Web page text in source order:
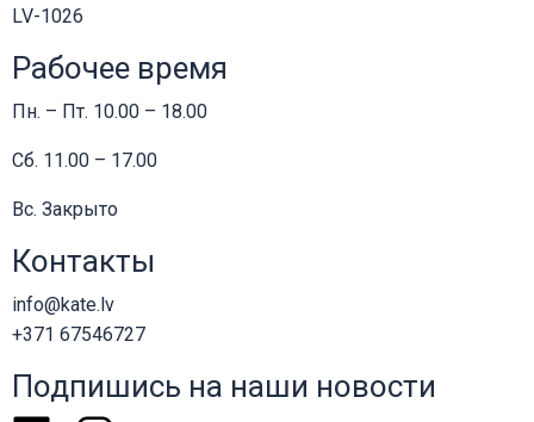
LV-1026
Рабочее время
Пн. – Пт. 10.00 – 18.00
Сб. 11.00 – 17.00
Вс. Закрыто
Контакты
info@kate.lv
+371 67546727
Подпишись на наши новости